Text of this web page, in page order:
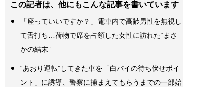
この記者は、他にもこんな記事を書いています
「座っていいですか？」電車内で高齢男性を無視し
て舌打ち…荷物で席を占領した女性に訪れた“まさ
かの結末”
“あおり運転”してきた車を「白バイの待ち伏せポイ
ント」に誘導、警察に捕まえてもらうまでの一部始